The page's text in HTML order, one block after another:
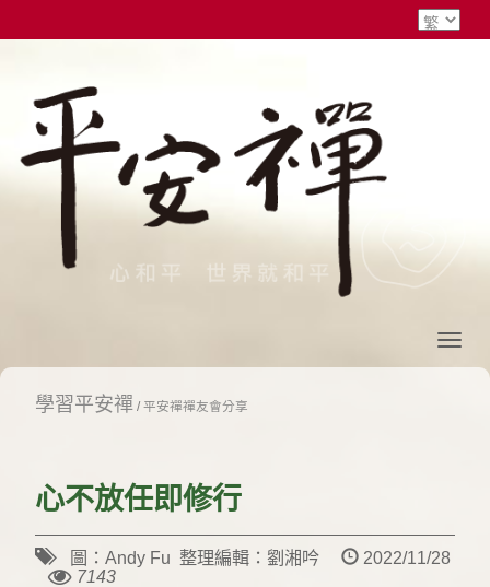
學習平安禪/平安禪禪友會分享
心不放任即修行
圖：Andy Fu 整理編輯：劉湘吟
2022/11/28
7143